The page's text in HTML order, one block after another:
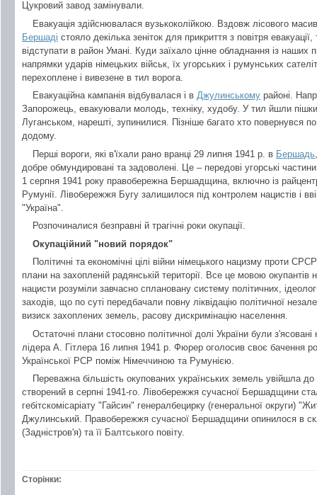
Цукровий завод замінували.
Евакуація здійснювалася вузькоколійкою. Вздовж лісового
Бершаді стояло декілька зеніток для прикриття з повітря
відступати в район Умані. Куди заїхало цінне обладнання із наших
напрямки ударів німецьких військ, їх угорських і румунських
перехоплене і вивезене в тил ворога.
Евакуаційна кампанія відбувалася і в Джулинському районі.
Запорожець, евакуювали молодь, техніку, худобу. У тил йшли
Луганськом, нарешті, зупинилися. Пізніше багато хто повернувся
додому.
Перші вороги, які в'їхали рано вранці 29 липня 1941 р. в Бершадь
добре обмундировані та задоволені. Це – передові угорські
1 серпня 1941 року правобережна Бершадщина, включно із
Румунії. Лівобережжя Бугу залишилося під контролем нацистів і
"Україна".
Розпочиналися безправні й трагічні роки окупації.
Окупаційний "новий порядок"
Політичні та економічні цілі війни німецького нацизму проти
плани на захопленій радянській території. Все це мовою
нацисти розуміли завчасно сплановану систему політичних,
заходів, що по суті передбачали повну ліквідацію політичної
визиск захоплених земель, расову дискримінацію населення.
Остаточні плани стосовно політичної долі України були
лідера А. Гітлера 16 липня 1941 р. Фюрер оголосив своє бачення
Української РСР поміж Німеччиною та Румунією.
Переважна більшість окупованих українських земель увійшла до
створений в серпні 1941-го. Лівобережжя сучасної Бершадщини
гебітскомісаріату "Гайсин" генералбецирку (генеральної округи)
Джулинський. Правобережжя сучасної Бершадщини опинилося в
(Задністров'я) та її Балтського повіту.
Сторінки: